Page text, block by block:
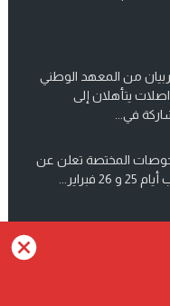
من المعهد الوطني
يتأهلان إلى
في...
المختصة تعلن عن
فبراير...